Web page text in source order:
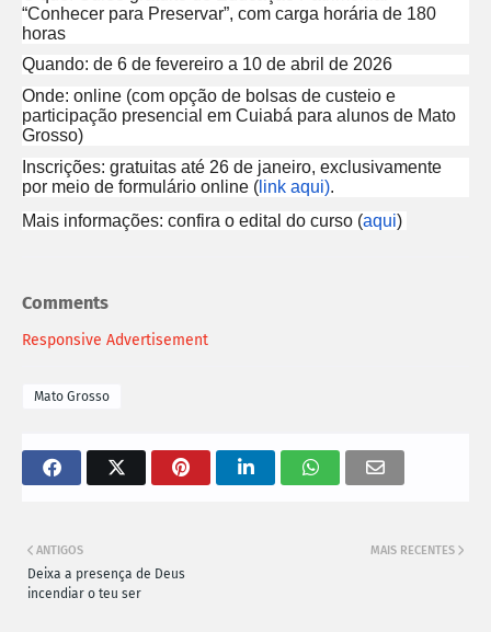
“Conhecer para Preservar”, com carga horária de 180
horas
Quando: de 6 de fevereiro a 10 de abril de 2026
Onde: online (com opção de bolsas de custeio e
participação presencial em Cuiabá para alunos de Mato
Grosso)
Inscrições: gratuitas até 26 de janeiro, exclusivamente
por meio de formulário online ( link aqui).
Mais informações: confira o edital do curso (aqui)
Comments
Responsive Advertisement
Mato Grosso
MAIS RECENTES
ANTIGOS
Deixa a presença de Deus
incendiar o teu ser